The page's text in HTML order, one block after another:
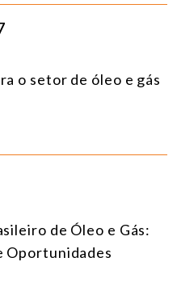
o setor de óleo e gás
de Óleo e Gás:
Oportunidades